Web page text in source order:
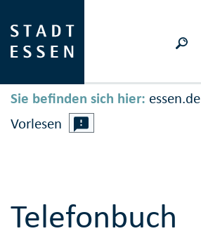
Sie befinden sich hier: essen.de
Vorlesen
Telefonbuch